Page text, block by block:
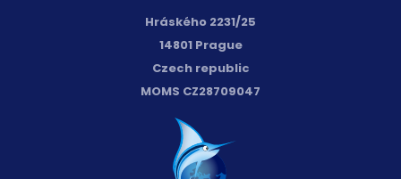
Hráského 2231/25
14801 Prague
Czech republic
MOMS CZ28709047